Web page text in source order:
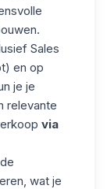
Sales
en op
je je
relevante
via
wat je